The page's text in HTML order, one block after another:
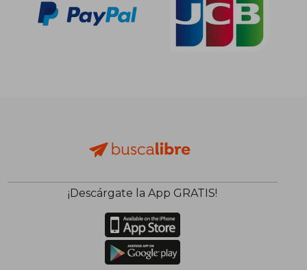
¡Descárgate la App GRATIS!